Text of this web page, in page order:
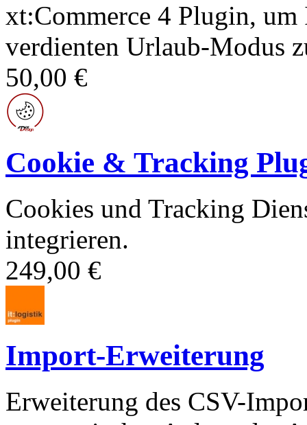
xt:Commerce 4 Plugin,
verdienten Urlaub-Modus
50,00 €
Cookie & Tracking
Cookies und Tracking
integrieren.
249,00 €
Import-Erweiterung
Erweiterung des CSV-